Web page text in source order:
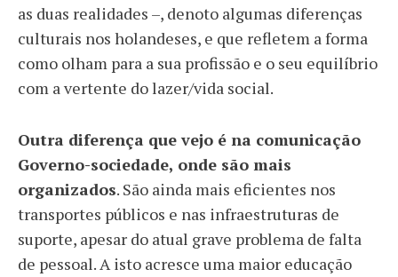
as duas realidades –, denoto algumas diferenças
culturais nos holandeses, e que refletem a forma
como olham para a sua profissão e o seu equilíbrio
com a vertente do lazer/vida social.
Outra diferença que vejo é na comunicação
Governo-sociedade, onde são mais
organizados. São ainda mais eficientes nos
transportes públicos e nas infraestruturas de
suporte, apesar do atual grave problema de falta
de pessoal. A isto acresce uma maior educação